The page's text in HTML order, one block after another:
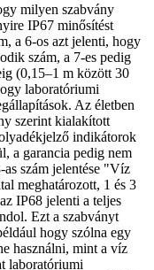
milyen szabvány
IP67 minősítést
a 6-os azt jelenti, hogy
szám, a 7-es pedig
(0,15–1 m között 30
laboratóriumi
Az életben
szerint kialakított
indikátorok
a garancia pedig nem
as szám jelentése "Víz
meghatározott, 1 és 3
IP68 jelenti a teljes
Ezt a szabványt
hogy szólna egy
használni, mint a víz
laboratóriumi